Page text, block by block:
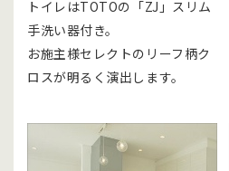
トイレはTOTOの「ZJ」スリム
手洗い器付き。
お施主様セレクトのリーフ柄ク
ロスが明るく演出します。